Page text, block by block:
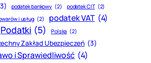
podatek bankowy (2) podatek CIT (2)
i usług (2) podatek VAT (4)
Podatki (5) Polska (2)
Zakład Ubezpieczeń (3)
i Sprawiedliwość (4)